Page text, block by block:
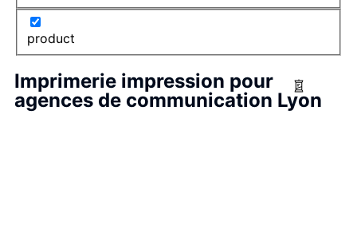
product
Imprimerie impression pour
agences de communication Lyon